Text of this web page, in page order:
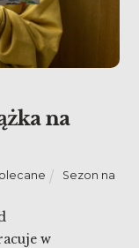
na
Sezon na
w